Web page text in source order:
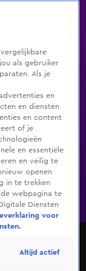
Genres
Bondgenoten
etappe
als gebruiker
Als je
en
en diensten
en content
of je
en essentiële
en veilig te
openen
in te trekken
webpagina te
Diensten
voor
Altijd actief